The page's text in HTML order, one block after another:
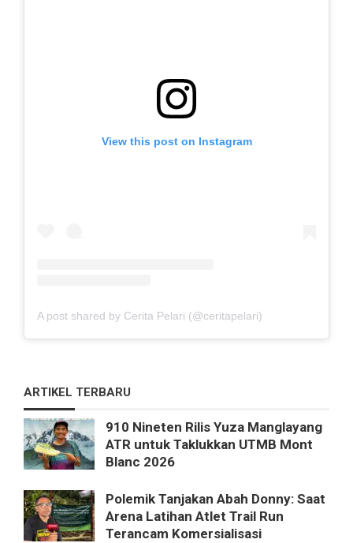
View this post on Instagram
A post shared by Cerita Pelari (@ceritapelari)
ARTIKEL TERBARU
910 Nineten Rilis Yuza Manglayang
ATR untuk Taklukkan UTMB Mont
Blanc 2026
Polemik Tanjakan Abah Donny: Saat
Arena Latihan Atlet Trail Run
Terancam Komersialisasi